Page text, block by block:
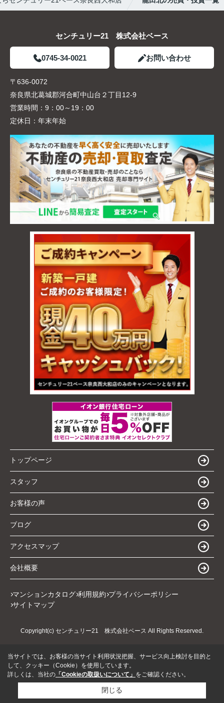
センチュリー21 株式会社ベース
0745-34-0021 お問い合わせ
〒636-0072
奈良県北葛城郡河合町中山台２丁目12-9
営業時間： 9：00～19：00
定休日： 年末年始
トップページ
スタッフ
お客様の声
ブログ
アクセスマップ
会社概要
マンションカタログ 利用規約 プライバシーポリシー
サイトマップ
Copyright(c) センチュリー21 株式会社ベース All Rights Reserved.
当サイトでは、お客様の当サイト利用状況把握、サービス向上検討を目的と
して、クッキー（Cookie）を使用しています。
詳しくは、当社の 「Cookieの取扱いについて」 をご確認ください。
閉じる